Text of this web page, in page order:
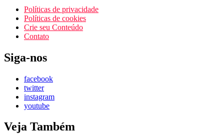
Políticas de privacidade
Políticas de cookies
Crie seu Conteúdo
Contato
Siga-nos
facebook
twitter
instagram
youtube
Veja Também